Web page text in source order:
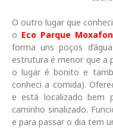
O outro lugar que
o Eco Parque
forma uns poços
estrutura é menor que a
o lugar é bonito e
conheci a comida).
e está localizado bem
caminho sinalizado.
e para passar o dia tem